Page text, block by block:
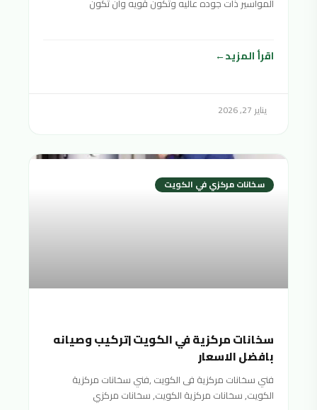
اقرأ المزيد
يناير 27, 2026
سخانات مركزي في الكويت
سخانات مركزية في الكويت |تركيب وصيانه
بافضل الاسعار
فني سخانات مركزية فى الكويت ,فني سخانات مركزية
الكويت, سخانات مركزية الكويت, سخانات مركزي